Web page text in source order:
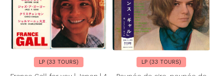
LP (33 TOURS) LP (33 TOURS)